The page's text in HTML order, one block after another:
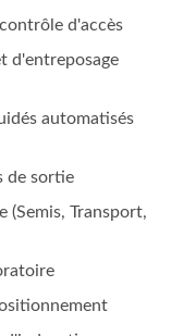
d'accès
d'entreposage
automatisés
de sortie
(Semis, Transport,